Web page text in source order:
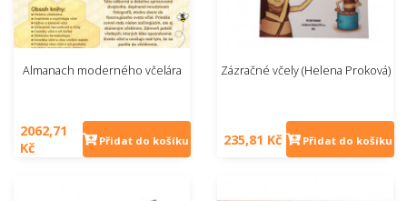
Almanach moderného včelára
2062,71
Kč
Přidat do košíku
Zázračné včely (Helena Proková)
235,81 Kč Přidat do košíku